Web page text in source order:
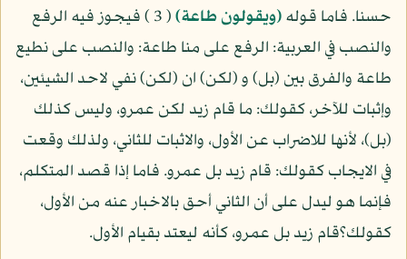
حسنا. فاما قوله(ويقولون طاعة)
( 3 ) فيجوز فيه الرفع
والنصب في العربية: الرفع على منا طاعة: والنصب على نطيع
طاعة والفرق بين (بل) و (لكن) ان (لكن) نفي لاحد الشيئين،
وإثبات للآخر، كقولك: ما قام زيد لكن عمرو، وليس كذلك
(بل)، لأنها للاضراب عن الأول، والاثبات للثاني، ولذلك وقعت
في الايجاب كقولك: قام زيد بل عمرو. فاما إذا قصد المتكلم،
فإنما هو ليدل على أن الثاني أحق بالاخبار عنه من الأول،
كقولك؟قام زيد بل عمرو، كأنه ليعتد بقيام الأول.